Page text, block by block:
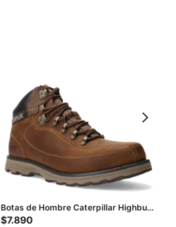
Botas de Hombre Caterpillar Highbury
- Marrón
$7.890